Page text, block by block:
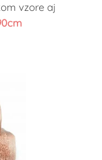
vzore aj